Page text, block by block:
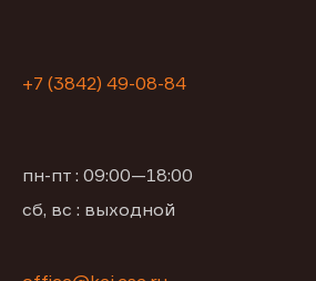
+7 (3842) 49-08-84
пн-пт : 09:00—18:00
сб, вс : выходной